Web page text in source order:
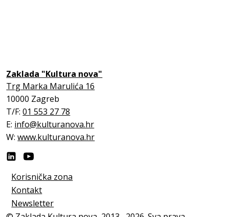
Zaklada "Kultura nova"
Trg Marka Marulića 16
10000 Zagreb
T/F:01 553 27 78
E: info@kulturanova.hr
W:www.kulturanova.hr
Korisnička zona
Kontakt
Newsletter